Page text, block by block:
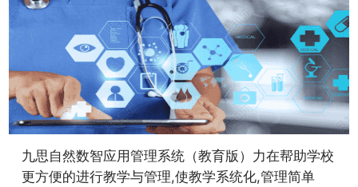
九思自然数智应用管理系统（教育版）力在帮助学校
更方便的进行教学与管理,使教学系统化,管理简单